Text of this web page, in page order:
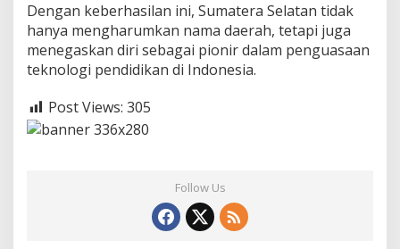
Dengan keberhasilan ini, Sumatera Selatan tidak
hanya mengharumkan nama daerah, tetapi juga
menegaskan diri sebagai pionir dalam penguasaan
teknologi pendidikan di Indonesia.
Post Views: 305
Follow Us